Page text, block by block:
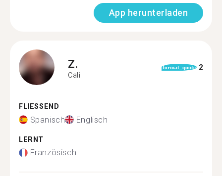
App herunterladen
Z.
Cali
format_quote 2
FLIESSEND
Spanisch Englisch
LERNT
Französisch